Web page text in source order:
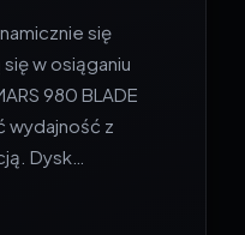
się
w osiąganiu
980 BLADE
wydajność z
Dysk…